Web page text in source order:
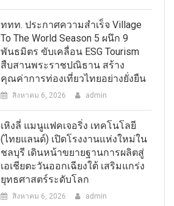
ททท. ประกาศความสำเร็จ Village
To The World Season 5 ผนึก 9
พันธมิตร ขับเคลื่อน ESG Tourism
สืบสานพระราชปณิธาน สร้าง
คุณค่าการท่องเที่ยวไทยอย่างยั่งยืน
สิงหาคม 6, 2026 admin
เหิงลี่ แมนูแฟคเจอริ่ง เทคโนโลยี
(ไทยแลนด์) เปิดโรงงานแห่งใหม่ใน
ชลบุรี เดินหน้าขยายฐานการผลิตสู่
เอเชียตะวันออกเฉียงใต้ เสริมแกร่ง
ยุทธศาสตร์ระดับโลก
สิงหาคม 6, 2026 admin